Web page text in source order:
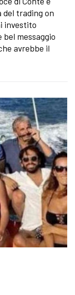
del trading on
investito
messaggio
avrebbe il